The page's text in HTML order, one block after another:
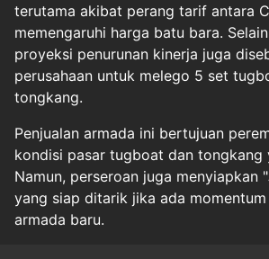
terutama akibat perang tarif antara
memengaruhi harga batu bara.
proyeksi penurunan kinerja juga
perusahaan untuk melego 5 set
tongkang.
Penjualan armada ini bertujuan
kondisi pasar tugboat dan tongkang
Namun, perseroan juga menyiapkan "
yang siap ditarik jika ada
armada baru.